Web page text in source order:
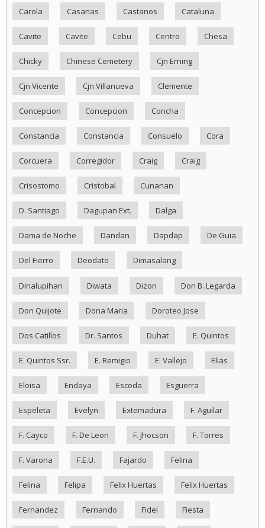
Carola Casanas Castanos Cataluna
Cavite Cavite Cebu Centro Chesa
Chicky Chinese Cemetery Cjn Erning
Cjn Vicente Cjn Villanueva Clemente
Concepcion Concepcion Concha
Constancia Constancia Consuelo Cora
Corcuera Corregidor Craig Craig
Crisostomo Cristobal Cunanan
D. Santiago Dagupan Ext. Dalga
Dama de Noche Dandan Dapdap De Guia
Del Fierro Deodato Dimasalang
Dinalupihan Diwata Dizon Don B. Legarda
Don Quijote Dona Maria Doroteo Jose
Dos Catillos Dr. Santos Duhat E. Quintos
E. Quintos Ssr. E. Remigio E. Vallejo Elias
Eloisa Endaya Escoda Esguerra
Espeleta Evelyn Extemadura F. Aguilar
F. Cayco F. De Leon F. Jhocson F. Torres
F. Varona F.E.U. Fajardo Felina
Felina Felipa Felix Huertas Felix Huertas
Fernandez Fernando Fidel Fiesta